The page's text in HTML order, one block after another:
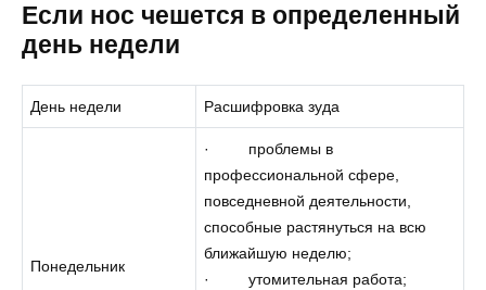
Если нос чешется в определенный
день недели
День недели Расшифровка зуда
Понедельник
· проблемы в
профессиональной сфере,
повседневной деятельности,
способные растянуться на всю
ближайшую неделю;
· утомительная работа;